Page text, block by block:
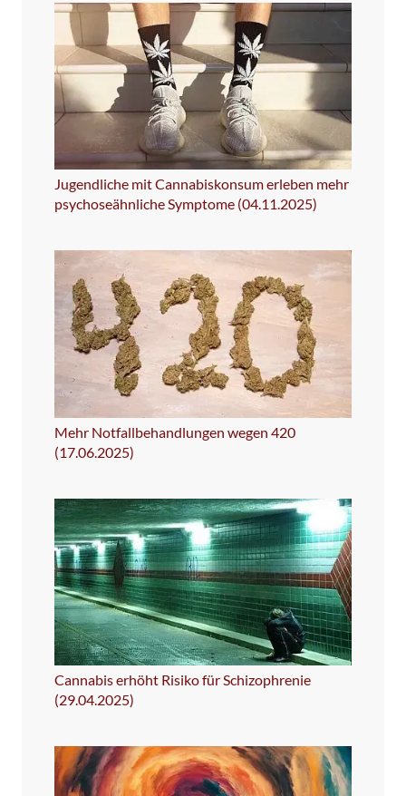
Jugendliche mit Cannabiskonsum erleben mehr
psychoseähnliche Symptome (04.11.2025)
Mehr Notfallbehandlungen wegen 420
(17.06.2025)
Cannabis erhöht Risiko für Schizophrenie
(29.04.2025)